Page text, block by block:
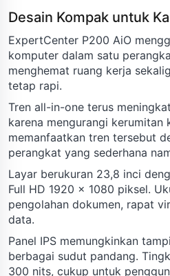
Desain Kompak untuk
ExpertCenter P200 AiO
komputer dalam satu
menghemat ruang kerja
tetap rapi.
Tren all-in-one terus
karena mengurangi kerumitan
memanfaatkan tren tersebut
perangkat yang sederhana
Layar berukuran 23,8 inci
Full HD 1920 x 1080 piksel.
pengolahan dokumen, rapat
data.
Panel IPS memungkinkan
berbagai sudut pandang.
300 nits, cukup untuk